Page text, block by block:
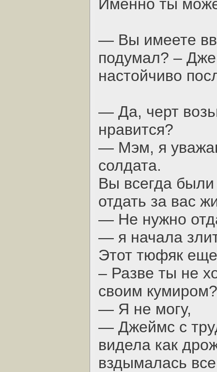
Именно ты
— Вы имеете
подумал? –
настойчиво
— Да, черт
нравится?
— Мэм, я уважаю
солдата.
Вы всегда
отдать за вас
— Не нужно
— я начала
Этот тюфяк
– Разве ты не
своим
— Я не могу,
— Джеймс с
видела как
вздымалась